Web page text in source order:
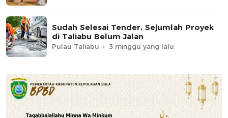
Sudah Selesai Tender, Sejumlah Proyek
di Taliabu Belum Jalan
Pulau Taliabu 3 minggu yang lalu